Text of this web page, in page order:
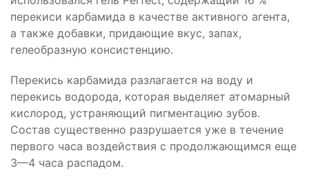
перекиси карбамида в качестве активного агента,
а также добавки, придающие вкус, запах,
гелеобразную консистенцию.
Перекись карбамида разлагается на воду и
перекись водорода, которая выделяет атомарный
кислород, устраняющий пигментацию зубов.
Состав существенно разрушается уже в течение
первого часа воздействия с продолжающимся еще
3—4 часа распадом.